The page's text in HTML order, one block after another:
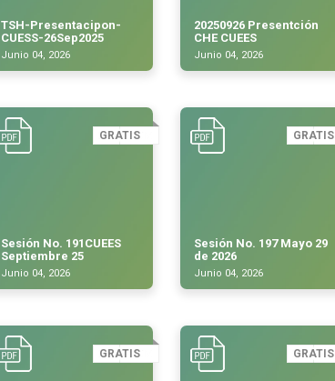
TSH-Presentacipon-
CUESS-26Sep2025
Junio 04, 2026
20250926 Presentción
CHE CUEES
Junio 04, 2026
GRATIS
Sesión No. 191CUEES
Septiembre 25
Junio 04, 2026
GRATIS
Sesión No. 197 Mayo 29
de 2026
Junio 04, 2026
GRATIS GRATIS